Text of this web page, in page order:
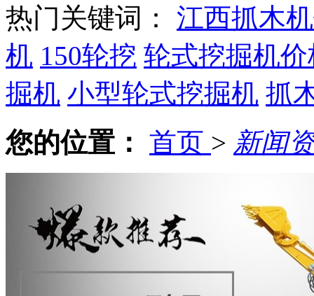
热门关键词： 江西抓木
机 150轮挖 轮式挖掘机
掘机 小型轮式挖掘机 抓
您的位置： 首页 > 新闻